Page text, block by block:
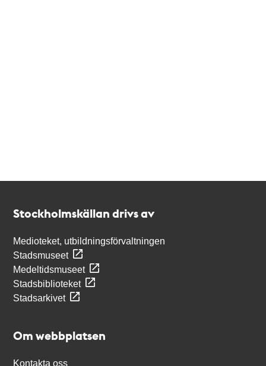
Stockholmskällan drivs av
Medioteket, utbildningsförvaltningen
Stadsmuseet
Medeltidsmuseet
Stadsbiblioteket
Stadsarkivet
Om webbplatsen
Kontakta oss